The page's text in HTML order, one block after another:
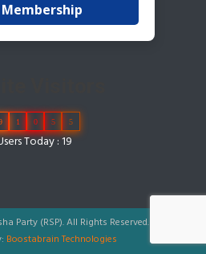
Membership
1 0 5 5
Today : 19
Party (RSP). All Rights Reserved.
Boostabrain Technologies